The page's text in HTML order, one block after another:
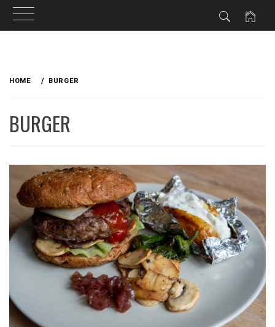
HOME BURGER
BURGER